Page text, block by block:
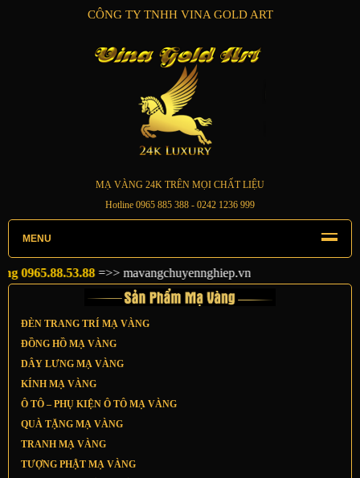
CÔNG TY TNHH VINA GOLD ART
MẠ VÀNG 24K TRÊN MỌI CHẤT LIỆU
Hotline 0965 885 388 - 0242 1236 999
MENU
=>>mavangchuyennghiep.vn
ĐÈN TRANG TRÍ MẠ VÀNG
ĐỒNG HỒ MẠ VÀNG
DÂY LƯNG MẠ VÀNG
KÍNH MẠ VÀNG
Ô TÔ – PHỤ KIỆN Ô TÔ MẠ VÀNG
QUÀ TẶNG MẠ VÀNG
TRANH MẠ VÀNG
TƯỢNG PHẬT MẠ VÀNG